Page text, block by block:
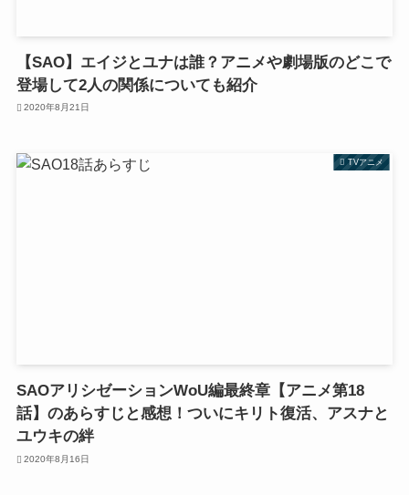
【SAO】エイジとユナは誰？アニメや劇場版のどこで
登場して2人の関係についても紹介
2020年8月21日
TVアニメ
SAOアリシゼーションWoU編最終章【アニメ第18
話】のあらすじと感想！ついにキリト復活、アスナと
ユウキの絆
2020年8月16日